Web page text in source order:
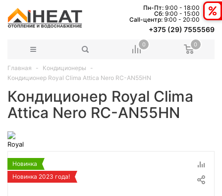
Пн-Пт: 9:00 - 18:00
Сб: 9:00 - 15:00
Сall-центр: 9:00 - 20:00
+375 (29) 7555569
0 0
Главная
Кондиционеры
Кондиционер Royal Clima Attica Nero RC-AN55HN
Кондиционер Royal Clima
Attica Nero RC-AN55HN
Новинка
Новинка 2023 года!